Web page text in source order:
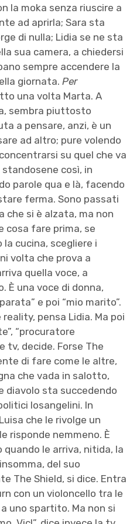
la moka senza riuscire a
ad aprirla; Sara sta
di nulla; Lidia se ne sta
sua camera, a chiedersi
sempre accendere la
giornata.Per
una volta Marta. A
sembra piuttosto
a pensare, anzi, è un
ad altro; pure volendo
su quel che va
così, in
parole qua e là, facendo
ferma. Sono passati
che si è alzata, ma non
cosa fare prima, se
la cucina, scegliere i
volta che prova a
quella voce, a
È una voce di donna,
e poi “mio marito”.
pensa Lidia. Ma poi
“procuratore
tv, decide. Forse The
di fare come le altre,
che vada in salotto,
diavolo sta succedendo
losangelini. In
che le rivolge un
risponde nemmeno. È
le arriva, nitida, la
del suo
The Shield, si dice. Entra
con un violoncello tra le
uno spartito. Ma non si